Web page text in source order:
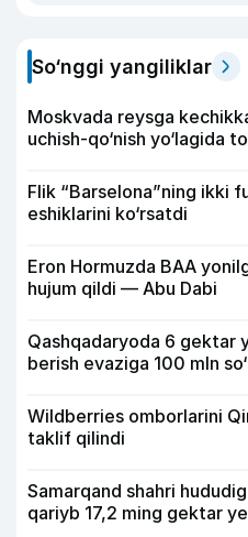
So‘nggi yangiliklar
Moskvada reysga
uchish-qo‘nish yo‘lagida
Flik “Barselona”ning ikki
eshiklarini ko‘rsatdi
Eron Hormuzda BAA
hujum qildi — Abu Dabi
Qashqadaryoda 6 gektar
berish evaziga 100 mln
Wildberries omborlarini
taklif qilindi
Samarqand shahri
qariyb 17,2 ming gektar